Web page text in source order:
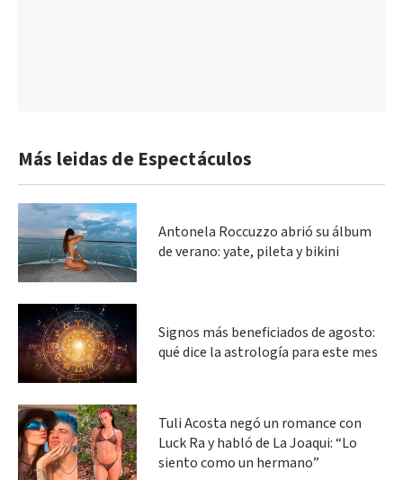
Más leidas de Espectáculos
Antonela Roccuzzo abrió su álbum
de verano: yate, pileta y bikini
Signos más beneficiados de agosto:
qué dice la astrología para este mes
Tuli Acosta negó un romance con
Luck Ra y habló de La Joaqui: “Lo
siento como un hermano”